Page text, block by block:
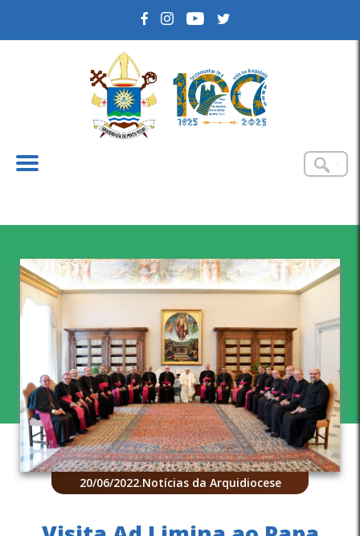
20/06/2022.Notícias da Arquidiocese